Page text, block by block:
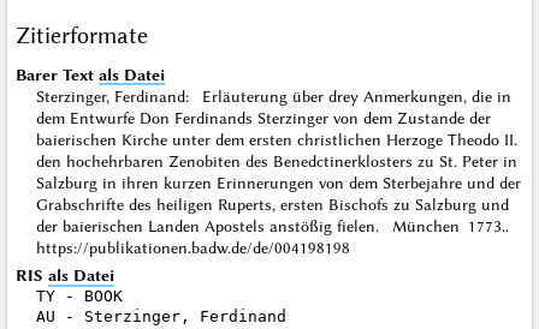
Zitierformate
Barer Text als Datei
Sterzinger, Ferdinand: Erläuterung über drey Anmerkungen, die in
dem Entwurfe Don Ferdinands Sterzinger von dem Zustande der
baierischen Kirche unter dem ersten christlichen Herzoge Theodo II.
den hochehrbaren Zenobiten des Benedctinerklosters zu St. Peter in
Salzburg in ihren kurzen Erinnerungen von dem Sterbejahre und der
Grabschrifte des heiligen Ruperts, ersten Bischofs zu Salzburg und
der baierischen Landen Apostels anstößig fielen. München 1773..
https://publikationen.badw.de/de/004198198
RIS als Datei
TY - BOOK
AU - Sterzinger, Ferdinand